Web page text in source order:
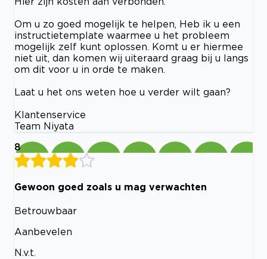
Om u zo goed mogelijk te helpen, Heb ik u een
instructietemplate waarmee u het probleem
mogelijk zelf kunt oplossen. Komt u er hiermee
niet uit, dan komen wij uiteraard graag bij u langs
om dit voor u in orde te maken.
Laat u het ons weten hoe u verder wilt gaan?
Klantenservice
Team Niyata
8
Gewoon goed zoals u mag verwachten
Betrouwbaar
Aanbevelen
N.v.t.